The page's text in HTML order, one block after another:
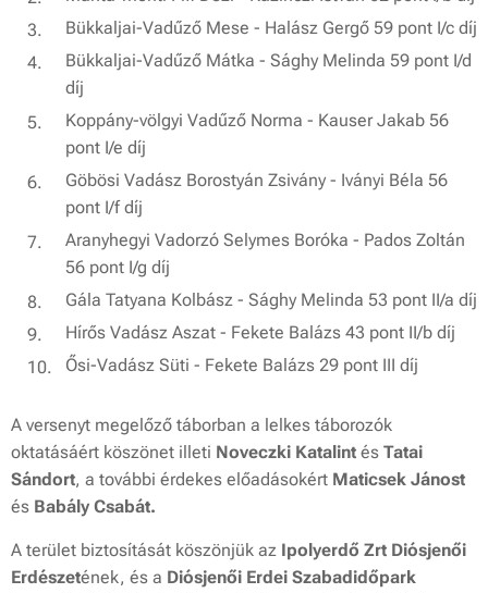
Bükkaljai-Vadűző Mese - Halász Gergő 59 pont I/c díj
Bükkaljai-Vadűző Mátka - Sághy Melinda 59 pont I/d
díj
Koppány-völgyi Vadűző Norma - Kauser Jakab 56
pont I/e díj
Göbösi Vadász Borostyán Zsivány - Iványi Béla 56
pont I/f díj
Aranyhegyi Vadorzó Selymes Boróka - Pados Zoltán
56 pont I/g díj
Gála Tatyana Kolbász - Sághy Melinda 53 pont II/a díj
Hírős Vadász Aszat - Fekete Balázs 43 pont II/b díj
Ősi-Vadász Süti - Fekete Balázs 29 pont III díj
A versenyt megelőző táborban a lelkes táborozók
oktatásáért köszönet illeti Noveczki Katalint és Tatai
Sándort, a további érdekes előadásokért Maticsek Jánost
és Babály Csabát.
A terület biztosítását köszönjük az Ipolyerdő Zrt Diósjenői
Erdészetének, és a Diósjenői Erdei Szabadidőpark